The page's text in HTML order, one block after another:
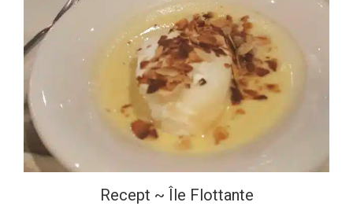
Recept ~ Île Flottante
Recept ~ Île Flottante